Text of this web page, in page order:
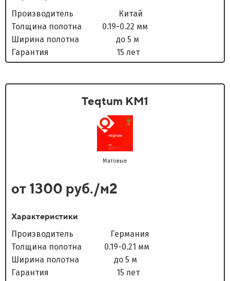
Производитель Китай
Толщина полотна 0.19-0.22 мм
Ширина полотна до 5 м
Гарантия 15 лет
Teqtum KM1
Матовые
от 1300 руб./м2
Характеристики
Производитель Германия
Толщина полотна 0.19-0.21 мм
Ширина полотна до 5 м
Гарантия 15 лет